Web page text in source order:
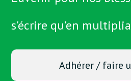
s'écrire qu'en
Adhérer / faire